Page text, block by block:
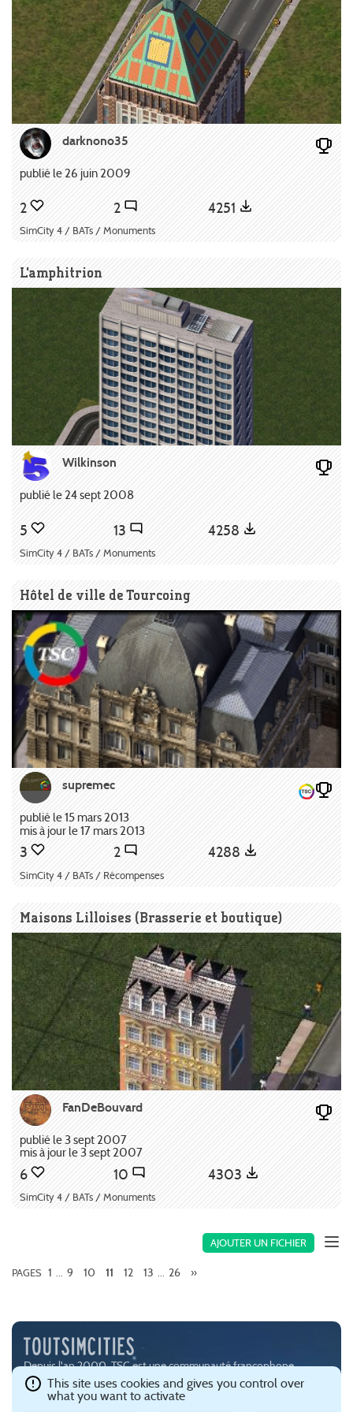
darknono35
publié le 26 juin 2009
2 2 4251
SimCity 4 / BATs / Monuments
L'amphitrion
Wilkinson
publié le 24 sept 2008
5 13 4258
SimCity 4 / BATs / Monuments
Hôtel de ville de Tourcoing
supremec
publié le 15 mars 2013
mis à jour le 17 mars 2013
3 2 4288
SimCity 4 / BATs / Récompenses
Maisons Lilloises (Brasserie et boutique)
FanDeBouvard
publié le 3 sept 2007
mis à jour le 3 sept 2007
6 10 4303
SimCity 4 / BATs / Monuments
AJOUTER UN FICHIER
PAGES 1 ... 9 10 11 12 13 ... 26 »
Depuis l'an 2000, TSC est une communauté francophone
passionnée par les jeux de simulation urbaine, notamment
SimCity (EA) et Cities:Skylines (Paradox Interactive
This site uses cookies and gives you control over
what you want to activate